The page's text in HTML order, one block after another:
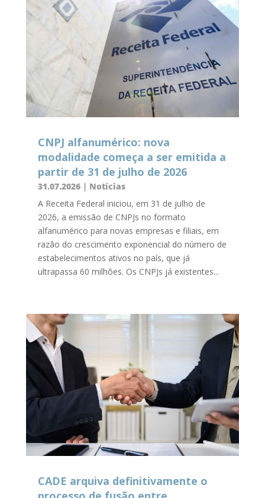
CNPJ alfanumérico: nova
modalidade começa a ser emitida a
partir de 31 de julho de 2026
31.07.2026| Notícias
A Receita Federal iniciou, em 31 de julho de
2026, a emissão de CNPJs no formato
alfanumérico para novas empresas e filiais, em
razão do crescimento exponencial do número de
estabelecimentos ativos no país, que já
ultrapassa 60 milhões. Os CNPJs já existentes...
CADE arquiva definitivamente o